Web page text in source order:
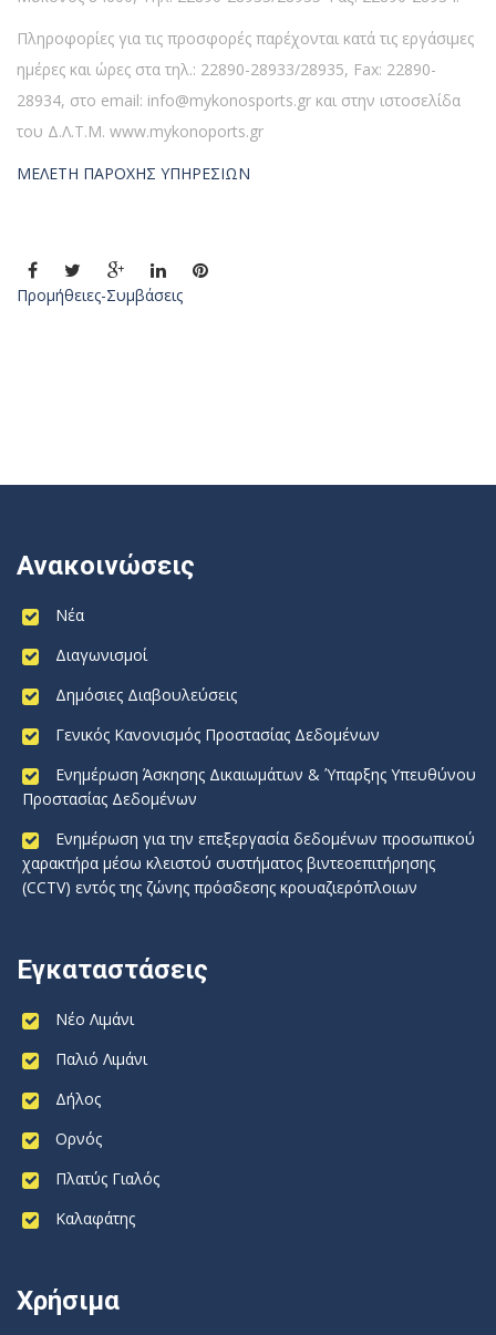
Πληροφορίες για τις προσφορές παρέχονται κατά τις εργάσιμες
ημέρες και ώρες στα τηλ.: 22890-28933/28935, Fax: 22890-
28934, στο email: info@mykonosports.gr και στην ιστοσελίδα
του Δ.Λ.Τ.Μ. www.mykonoports.gr
ΜΕΛΕΤΗ ΠΑΡΟΧΗΣ ΥΠΗΡΕΣΙΩΝ
Προμήθειες-Συμβάσεις
Ανακοινώσεις
Νέα
Διαγωνισμοί
Δημόσιες Διαβουλεύσεις
Γενικός Κανονισμός Προστασίας Δεδομένων
Ενημέρωση Άσκησης Δικαιωμάτων & Ύπαρξης Υπευθύνου
Προστασίας Δεδομένων
Ενημέρωση για την επεξεργασία δεδομένων προσωπικού
χαρακτήρα μέσω κλειστού συστήματος βιντεοεπιτήρησης
(CCTV) εντός της ζώνης πρόσδεσης κρουαζιερόπλοιων
Εγκαταστάσεις
Νέο Λιμάνι
Παλιό Λιμάνι
Δήλος
Ορνός
Πλατύς Γιαλός
Καλαφάτης
Χρήσιμα